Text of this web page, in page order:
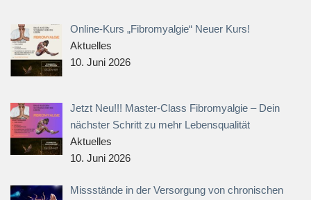
Online-Kurs „Fibromyalgie“ Neuer Kurs!
Aktuelles
10. Juni 2026
Jetzt Neu!!! Master-Class Fibromyalgie – Dein
nächster Schritt zu mehr Lebensqualität
Aktuelles
10. Juni 2026
Missstände in der Versorgung von chronischen